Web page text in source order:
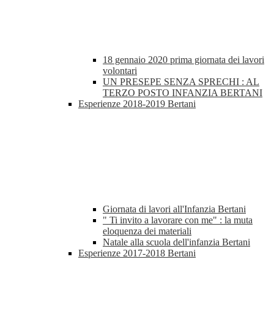
18 gennaio 2020 prima giornata dei lavori
volontari
UN PRESEPE SENZA SPRECHI : AL
TERZO POSTO INFANZIA BERTANI
Esperienze 2018-2019 Bertani
Giornata di lavori all'Infanzia Bertani
" Ti invito a lavorare con me" : la muta
eloquenza dei materiali
Natale alla scuola dell'infanzia Bertani
Esperienze 2017-2018 Bertani